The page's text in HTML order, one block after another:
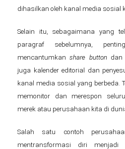
dihasilkan oleh kanal media sosial
Selain itu, sebagaimana yang
paragraf sebelumnya,
mencantumkanshare buttondan
juga kalender editorial dan
kanal media sosial yang berbeda.
memonitor dan merespon
merek atau perusahaan kita di
Salah satu contoh
mentransformasi diri